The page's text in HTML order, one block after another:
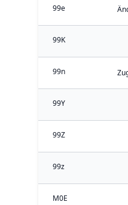
99e
99K
99n
99Y
99Z
99z
M0E